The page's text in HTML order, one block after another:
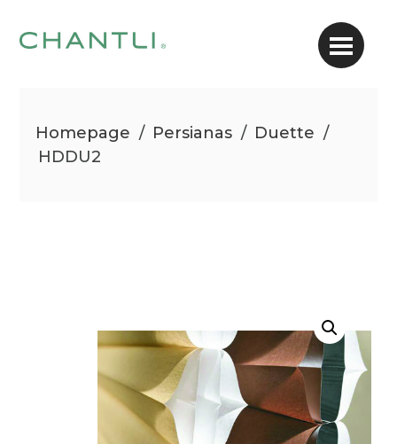
Homepage / Persianas / Duette /
HDDU2